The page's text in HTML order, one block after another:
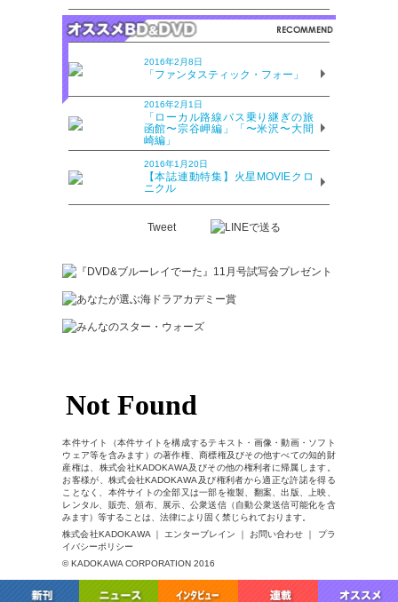
2016年2月8日
「ファンタスティック・フォー」
2016年2月1日
「ローカル路線バス乗り継ぎの旅
函館〜宗谷岬編」「〜米沢〜大間
崎編」
2016年1月20日
【本誌連動特集】火星MOVIEクロ
ニクル
Tweet
本件サイト（本件サイトを構成するテキスト・画像・動画・ソフト
ウェア等を含みます）の著作権、商標権及びその他すべての知的財
産権は、株式会社KADOKAWA及びその他の権利者に帰属します。
お客様が、株式会社KADOKAWA及び権利者から適正な許諾を得る
ことなく、本件サイトの全部又は一部を複製、翻案、出版、上映、
レンタル、販売、頒布、展示、公衆送信（自動公衆送信可能化を含
みます）等することは、法律により固く禁じられております。
株式会社KADOKAWA ｜ エンターブレイン ｜ お問い合わせ ｜ プラ
イバシーポリシー
© KADOKAWA CORPORATION 2016